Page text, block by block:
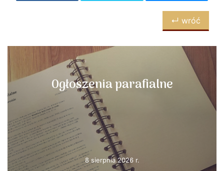
↵ wróć
Ogłoszenia parafialne
8 sierpnia 2026 r.